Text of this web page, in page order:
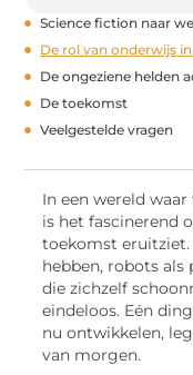
Science fiction naar
De rol van onderwijs
De ongeziene helden
De toekomst
Veelgestelde vragen
In een wereld
is het fascinerend
toekomst eruitziet.
hebben, robots als
die zichzelf
eindeloos. Eén
nu ontwikkelen,
van morgen.